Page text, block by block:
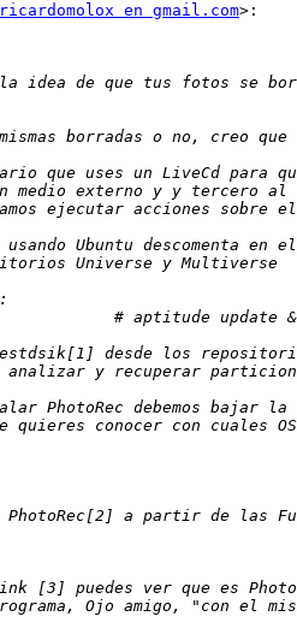
ricardomolox en gmail.com>: